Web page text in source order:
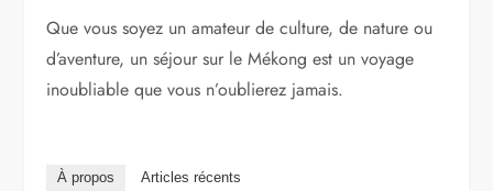
Que vous soyez un amateur de culture, de nature ou
d’aventure, un séjour sur le Mékong est un voyage
inoubliable que vous n’oublierez jamais.
À propos Articles récents